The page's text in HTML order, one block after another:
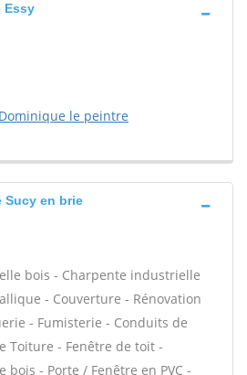
Essy
Dominique le peintre
Sucy en brie
bois - Charpente industrielle
- Couverture - Rénovation
- Fumisterie - Conduits de
Toiture - Fenêtre de toit -
- Porte / Fenêtre en PVC -